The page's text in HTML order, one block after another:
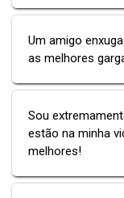
Um amigo
as melhores
Sou
estão na minha
melhores!